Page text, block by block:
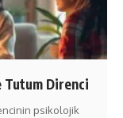
Tutum Direnci
psikolojik